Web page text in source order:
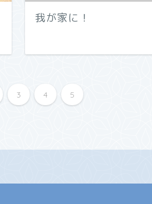
我が家に！
3 4 5